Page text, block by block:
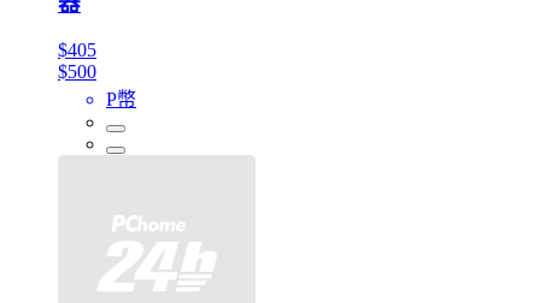
$405
$500
P幣